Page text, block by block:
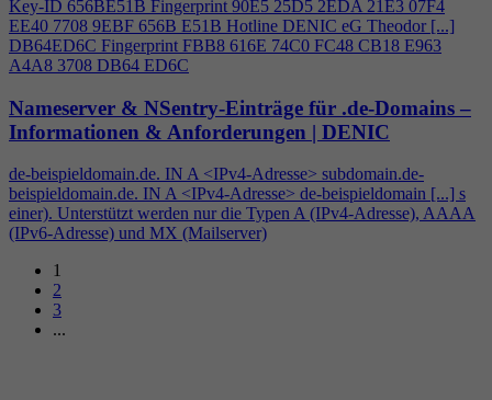
Key-ID 656BE51B Fingerprint 90E5 25D5 2EDA 21E3 07F4
EE40 7708 9EBF 656B E51B Hotline DENIC eG Theodor [...]
DB64ED6C Fingerprint FBB8 616E 74C0 FC48 CB18 E963
A4A8 3708 DB64 ED6C
Nameserver & NSentry-Einträge für .de-Domains –
Informationen & Anforderungen | DENIC
de-beispieldomain.de. IN A <IPv4-Adresse> subdomain.de-
beispieldomain.de. IN A <IPv4-Adresse> de-beispieldomain [...] s
einer). Unterstützt werden nur die Typen A (IPv4-Adresse), AAAA
(IPv6-Adresse) und MX (Mailserver)
1
2
3
...